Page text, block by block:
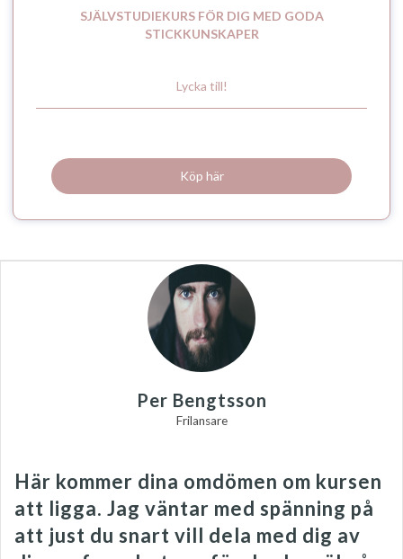
SJÄLVSTUDIEKURS FÖR DIG MED GODA
STICKKUNSKAPER
Lycka till!
Köp här
Per Bengtsson
Frilansare
Här kommer dina omdömen om kursen
att ligga. Jag väntar med spänning på
att just du snart vill dela med dig av